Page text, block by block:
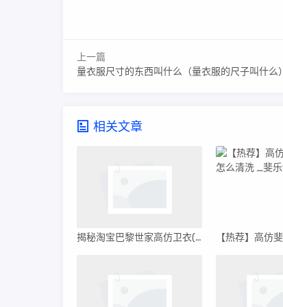
上一篇
量衣服尺寸的东西叫什么（量衣服的尺子叫什么）
相关文章
揭秘淘宝巴黎世家高仿卫衣(高仿巴黎世家卫衣哪里买)